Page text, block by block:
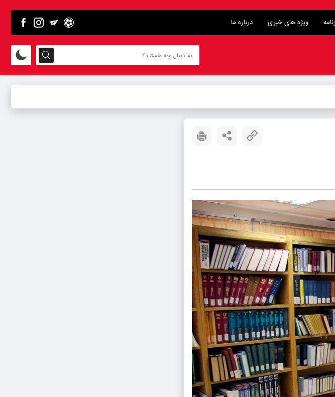
ویژه های خبری درباره ما